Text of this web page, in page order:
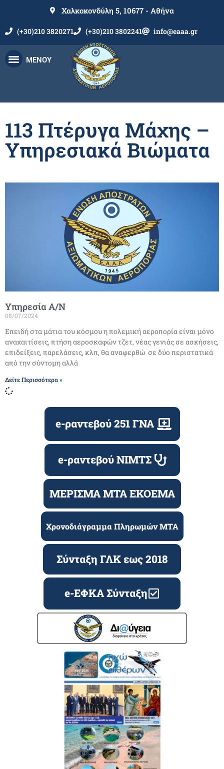
Χαλκοκονδύλη 5, 10677 - Αθήνα
(+30)210 3820271 (+30)210 3802241 info@eaaa.gr
ΜΕΝΟΥ
113 Πτέρυγα Μάχης –
Υπηρεσιακά Βιώματα
Υπηρεσία Α/Ν
08/07/2024
Επειδή στα μάτια του κόσμου η πολεμική αεροπορία είναι μόνο
αναχαιτίσεις, πτήση αεροσκαφών τζετ, νέας γενιάς σε ασκήσεις,
επιδείξεις, παρελάσεις, κλπ, θα αναφερθώ σε δύο περιστατικά
από την σύντομη αλλά
Δείτε Περισσότερα »
e-ραντεβού 251 ΓΝΑ
e-ραντεβού ΝΙΜΤΣ
ΜΕΡΙΣΜΑ ΜΤΑ ΕΚΟΕΜΑ
Χρονοδιάγραμμα Πληρωμών ΜΤΑ
Σύνταξη ΓΛΚ εως 2018
e-ΕΦΚΑ Σύνταξη